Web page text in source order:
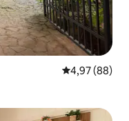
4,97 (88)